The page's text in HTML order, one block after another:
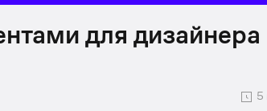
для дизайнера
5